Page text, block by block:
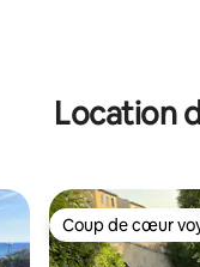
Location
Coup de cœur
Coup de cœur